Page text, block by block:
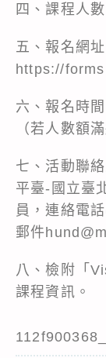
四、課程人
五、報名網址
https://
六、報名時
（若人數額
七、活動聯
平臺-國立臺
員，連絡電
郵件
八、檢附「
課程資訊。